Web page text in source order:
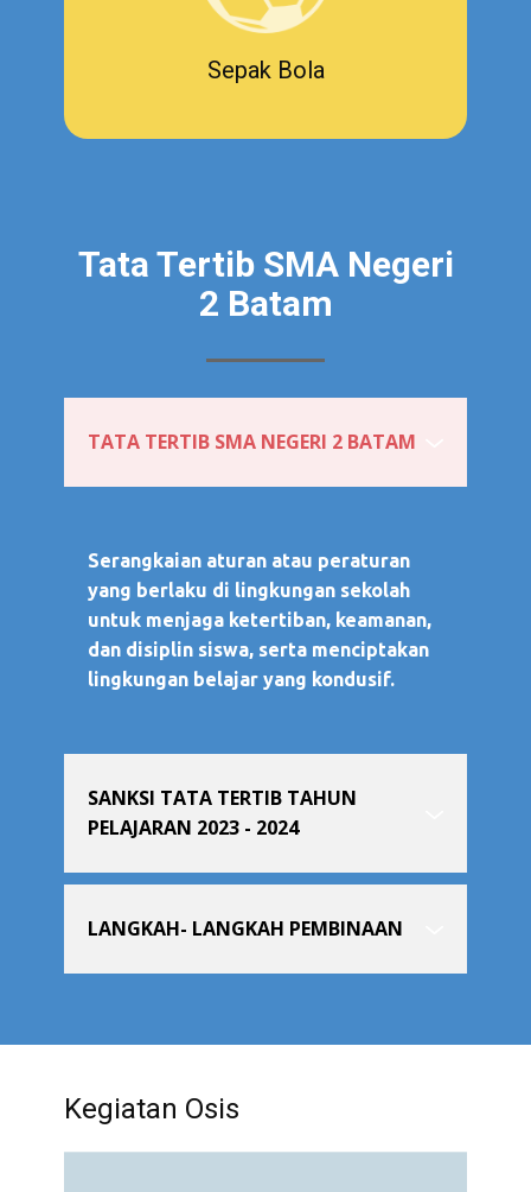
Sepak Bola
Tata Tertib SMA Negeri
2 Batam
TATA TERTIB SMA NEGERI 2 BATAM
Serangkaian aturan atau peraturan
yang berlaku di lingkungan sekolah
untuk menjaga ketertiban, keamanan,
dan disiplin siswa, serta menciptakan
lingkungan belajar yang kondusif.
SANKSI TATA TERTIB TAHUN
PELAJARAN 2023 - 2024
LANGKAH- LANGKAH PEMBINAAN
Kegiatan Osis